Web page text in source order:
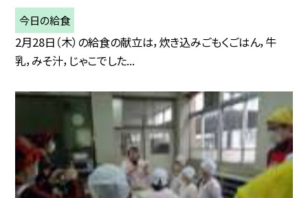
今日の給食
2月28日（木）の給食の献立は，炊き込みごもくごはん，牛
乳，みそ汁，じゃこでした...